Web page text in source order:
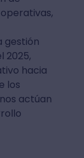
gestión
2025,
hacia
los
actúan